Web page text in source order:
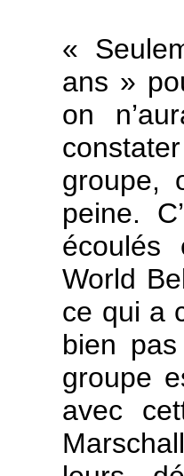
«
ans »
on
groupe,
peine.
World
ce qui a
bien
groupe
avec